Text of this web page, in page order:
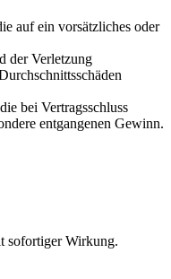
auf ein vorsätzliches oder
der Verletzung
bei Vertragsschluss
entgangenen Gewinn.
sofortiger Wirkung.